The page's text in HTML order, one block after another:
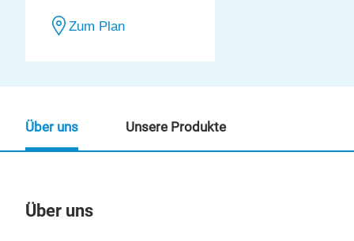
Zum Plan
Über uns
Über uns Unsere Produkte